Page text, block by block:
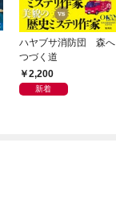
ハヤブサ消防団 森へ
つづく道
2,200
新着